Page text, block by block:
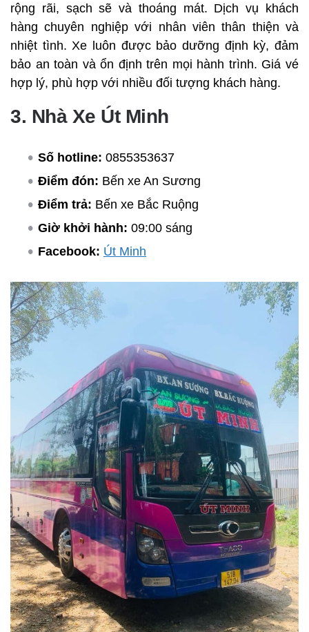
rộng rãi, sạch sẽ và thoáng mát. Dịch vụ khách
hàng chuyên nghiệp với nhân viên thân thiện và
nhiệt tình. Xe luôn được bảo dưỡng định kỳ, đảm
bảo an toàn và ổn định trên mọi hành trình. Giá vé
hợp lý, phù hợp với nhiều đối tượng khách hàng.
3. Nhà Xe Út Minh
Số hotline: 0855353637
Điểm đón: Bến xe An Sương
Điểm trả: Bến xe Bắc Ruộng
Giờ khởi hành: 09:00 sáng
Facebook: Út Minh